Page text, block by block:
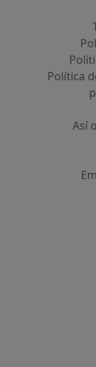
Política
Así